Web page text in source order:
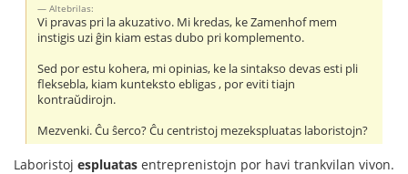
Altebrilas:
Vi pravas pri la akuzativo. Mi kredas, ke Zamenhof mem
instigis uzi ĝin kiam estas dubo pri komplemento.
Sed por estu kohera, mi opinias, ke la sintakso devas esti pli
fleksebla, kiam kunteksto ebligas , por eviti tiajn
kontraŭdirojn.
Mezvenki. Ĉu ŝerco? Ĉu centristoj mezekspluatas laboristojn?
Laboristoj espluatas entreprenistojn por havi trankvilan vivon.